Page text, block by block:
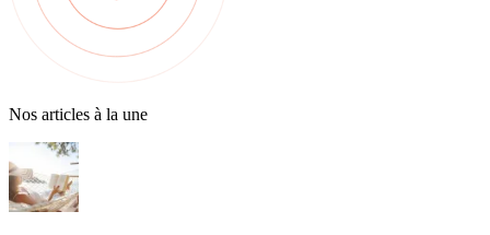
Nos articles à la une